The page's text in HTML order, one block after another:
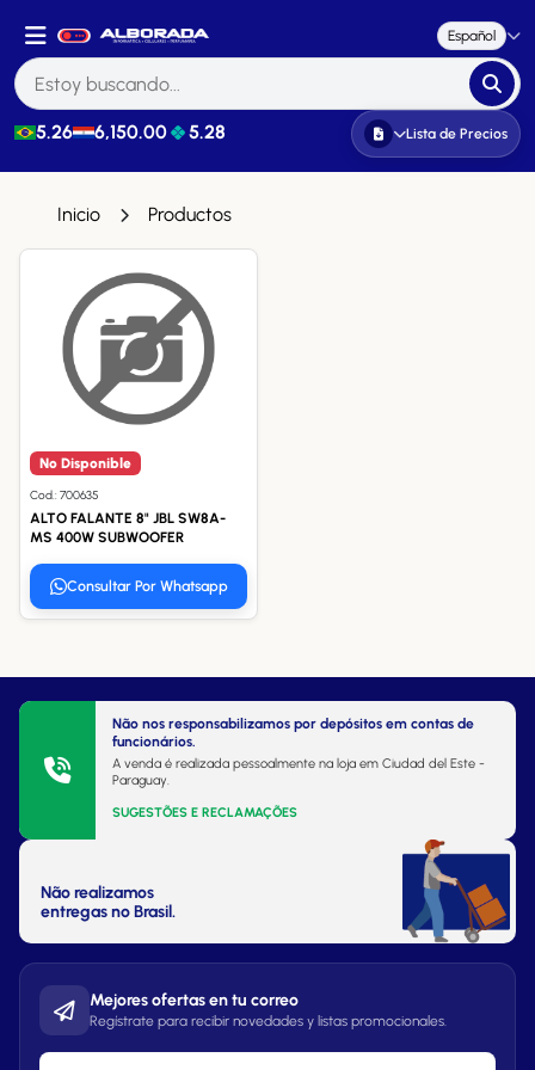
Español
5.26 6,150.00 5.28 Lista de Precios
Inicio Productos
No Disponible
Cod.: 700635
ALTO FALANTE 8" JBL SW8A-
MS 400W SUBWOOFER
Consultar Por Whatsapp
Não nos responsabilizamos por depósitos em contas de
funcionários.
A venda é realizada pessoalmente na loja em Ciudad del Este -
Paraguay.
SUGESTÕES E RECLAMAÇÕES
Não realizamos
entregas no Brasil.
Mejores ofertas en tu correo
Regístrate para recibir novedades y listas promocionales.